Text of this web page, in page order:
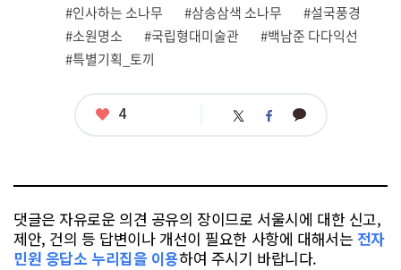
#인사하는 소나무
#삼송삼색 소나무
#설국풍경
#소원명소
#국립형대미술관
#백남준 다다익선
#특별기획_토끼
좋
4 트 페 카
댓글은 자유로운 의견 공유의 장이므로 서울시에 대한 신고,
제안, 건의 등 답변이나 개선이 필요한 사항에 대해서는 전자
민원 응답소 누리집을 이용하여 주시기 바랍니다.